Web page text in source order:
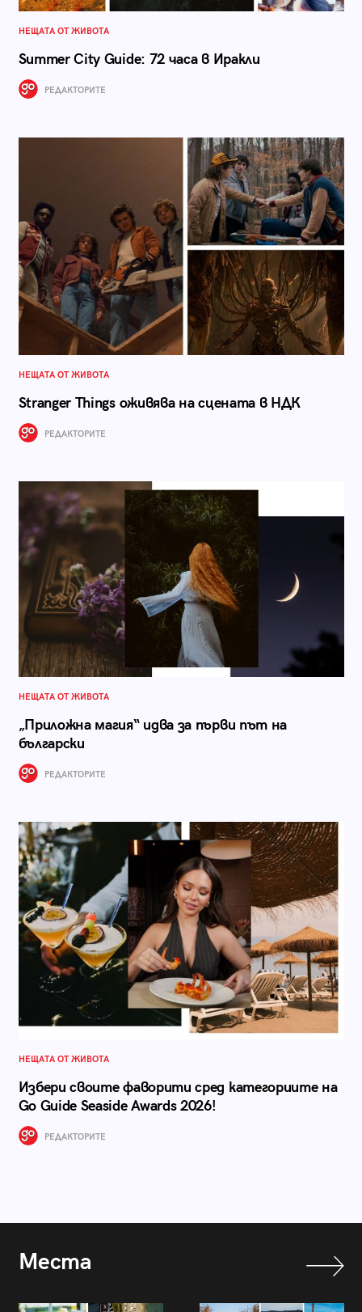
НЕЩАТА ОТ ЖИВОТА
Summer City Guide: 72 часа в Иракли
РЕДАКТОРИТЕ
НЕЩАТА ОТ ЖИВОТА
Stranger Things оживява на сцената в НДК
РЕДАКТОРИТЕ
НЕЩАТА ОТ ЖИВОТА
„Приложна магия“ идва за първи път на
български
РЕДАКТОРИТЕ
НЕЩАТА ОТ ЖИВОТА
Избери своите фаворити сред категориите на
Go Guide Seaside Awards 2026!
РЕДАКТОРИТЕ
Места